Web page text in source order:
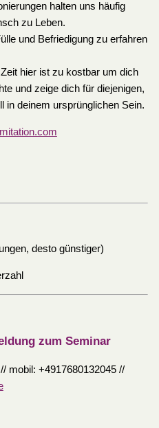
halten uns häufig
zu Leben.
und Befriedigung zu erfahren
hier ist zu kostbar um dich
und zeige dich für diejenigen,
in deinem ursprünglichen Sein.
desto günstiger)
zum Seminar
mobil: +4917680132045 //